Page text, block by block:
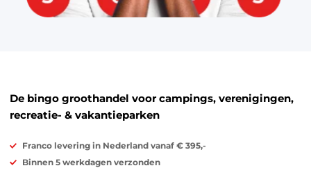
De bingo groothandel voor campings, verenigingen,
recreatie- & vakantieparken
Franco levering in Nederland vanaf € 395,-
Binnen 5 werkdagen verzonden